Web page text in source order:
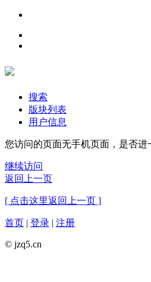
搜索
版块列表
用户信息
您访问的页面无手机页面，是否进
继续访问
返回上一页
[ 点击这里返回上一页 ]
首页 | 登录 | 注册
© jzq5.cn